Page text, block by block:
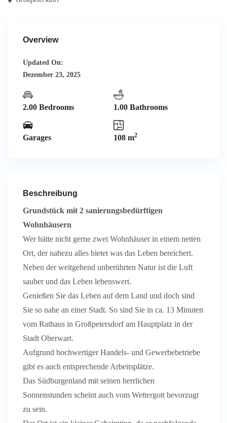
Overview
Updated On:
Dezember 23, 2025
2.00 Bedrooms 1.00 Bathrooms
Garages 108 m2
Beschreibung
Grundstück mit 2 sanierungsbedürftigen
Wohnhäusern
Wer hätte nicht gerne zwei Wohnhäuser in einem netten
Ort, der nahezu alles bietet was das Leben bereichert.
Neben der weitgehend unberührten Natur ist die Luft
sauber und das Leben lebenswert.
Genießen Sie das Leben auf dem Land und doch sind
Sie so nahe an einer Stadt. So sind Sie in ca. 13 Minuten
vom Rathaus in Großpetersdorf am Hauptplatz in der
Stadt Oberwart.
Aufgrund hochwertiger Handels- und Gewerbebetriebe
gibt es auch entsprechende Arbeitsplätze.
Das Südburgenland mit seinen herrlichen
Sonnenstunden scheint auch vom Wettergott bevorzugt
zu sein.